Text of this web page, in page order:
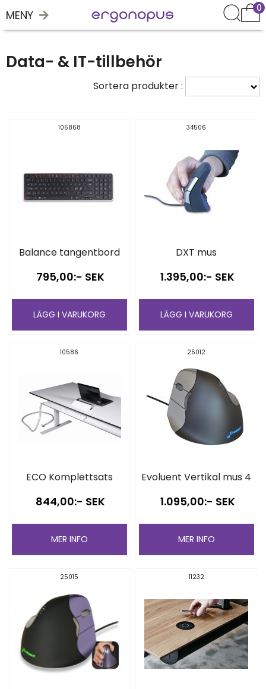
MENY 0
Data- & IT-tillbehör
Sortera produkter :
105868
Balance tangentbord
795,00:- SEK
LÄGG I VARUKORG
34506
DXT mus
1.395,00:- SEK
LÄGG I VARUKORG
10586
ECO Komplettsats
844,00:- SEK
MER INFO
25012
Evoluent Vertikal mus 4
1.095,00:- SEK
MER INFO
25015 11232